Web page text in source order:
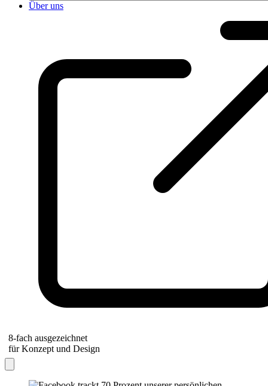
Über uns
8-fach ausgezeichnet
für Konzept und Design